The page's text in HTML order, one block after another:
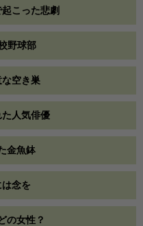
こった悲劇
野球部
空き巣
人気俳優
金魚鉢
念を
の女性？